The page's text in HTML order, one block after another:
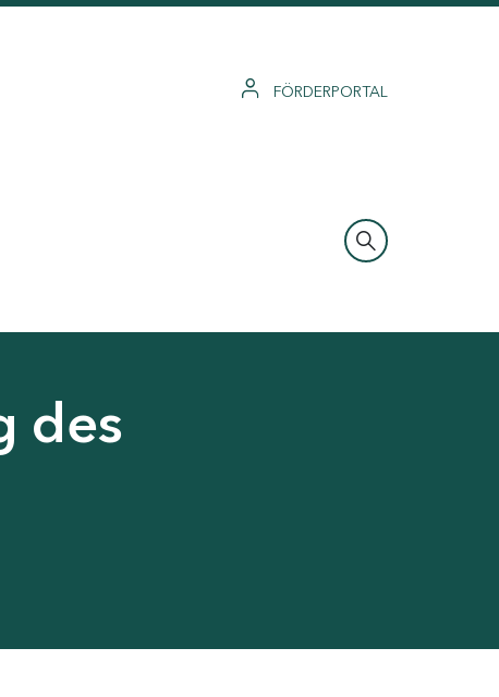
FÖRDERPORTAL
des